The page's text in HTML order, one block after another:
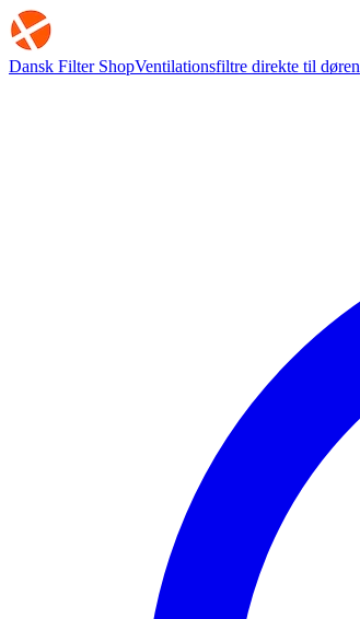
Dansk Filter ShopVentilationsfiltre direkte til døren